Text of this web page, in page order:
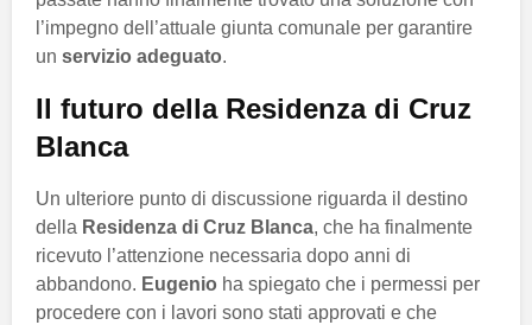
l’impegno dell’attuale giunta comunale per garantire
un servizio adeguato.
Il futuro della Residenza di Cruz
Blanca
Un ulteriore punto di discussione riguarda il destino
della Residenza di Cruz Blanca, che ha finalmente
ricevuto l’attenzione necessaria dopo anni di
abbandono. Eugenio ha spiegato che i permessi per
procedere con i lavori sono stati approvati e che